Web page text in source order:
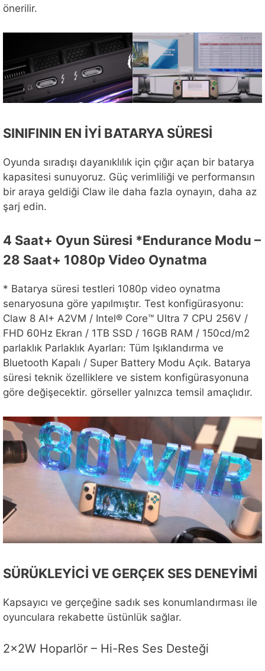
önerilir.
SINIFININ EN İYİ BATARYA SÜRESİ
Oyunda sıradışı dayanıklılık için çığır açan bir batarya
kapasitesi sunuyoruz. Güç verimliliği ve performansın
bir araya geldiği Claw ile daha fazla oynayın, daha az
şarj edin.
4 Saat+ Oyun Süresi *Endurance Modu –
28 Saat+ 1080p Video Oynatma
* Batarya süresi testleri 1080p video oynatma
senaryosuna göre yapılmıştır. Test konfigürasyonu:
Claw 8 AI+ A2VM / Intel® Core™ Ultra 7 CPU 256V /
FHD 60Hz Ekran / 1TB SSD / 16GB RAM / 150cd/m2
parlaklık Parlaklık Ayarları: Tüm Işıklandırma ve
Bluetooth Kapalı / Super Battery Modu Açık. Batarya
süresi teknik özelliklere ve sistem konfigürasyonuna
göre değişecektir. görseller yalnızca temsil amaçlıdır.
SÜRÜKLEYİCİ VE GERÇEK SES DENEYİMİ
Kapsayıcı ve gerçeğine sadık ses konumlandırması ile
oyunculara rekabette üstünlük sağlar.
2x2W Hoparlör – Hi-Res Ses Desteği